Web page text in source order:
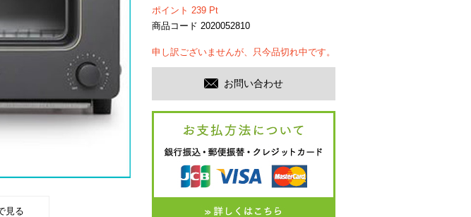
見る
ポイント 239 Pt
商品コード 2020052810
申し訳ございませんが、只今品切れ中です。
お問い合わせ